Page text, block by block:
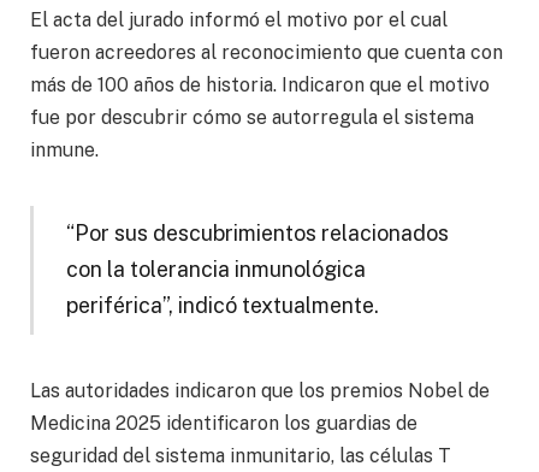
El acta del jurado informó el motivo por el cual
fueron acreedores al reconocimiento que cuenta con
más de 100 años de historia. Indicaron que el motivo
fue por descubrir cómo se autorregula el sistema
inmune.
“Por sus descubrimientos relacionados
con la tolerancia inmunológica
periférica”, indicó textualmente.
Las autoridades indicaron que los premios Nobel de
Medicina 2025 identificaron los guardias de
seguridad del sistema inmunitario, las células T